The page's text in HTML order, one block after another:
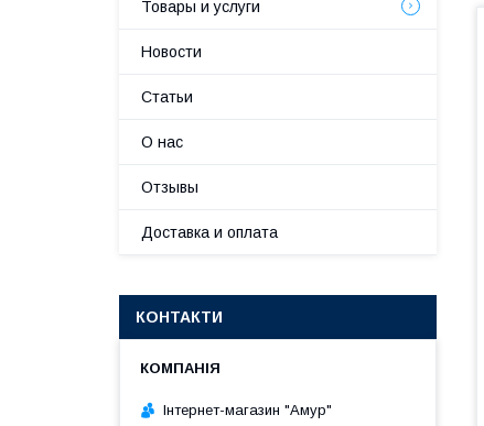
Товары и услуги
Новости
Статьи
О нас
Отзывы
Доставка и оплата
КОНТАКТИ
Інтернет-магазин "Амур"